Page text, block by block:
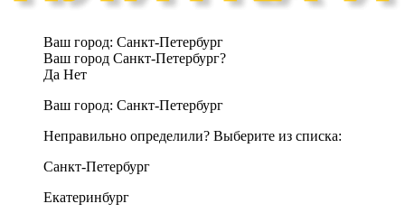
Ваш город: Санкт-Петербург
Ваш город Санкт-Петербург?
Да Нет
Ваш город: Санкт-Петербург
Неправильно определили? Выберите из списка:
Санкт-Петербург
Екатеринбург